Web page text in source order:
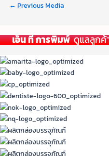
← Previous Media
เอ็น ที การพิมพ์ดูแลลูกค้